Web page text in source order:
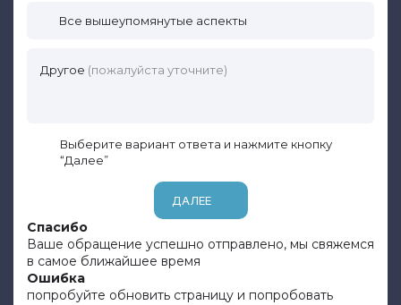
Все вышеупомянутые аспекты
Другое (пожалуйста уточните)
Выберите вариант ответа и нажмите кнопку
“Далее”
ДАЛЕЕ
Спасибо
Ваше обращение успешно отправлено, мы свяжемся
в самое ближайшее время
Ошибка
попробуйте обновить страницу и попробовать